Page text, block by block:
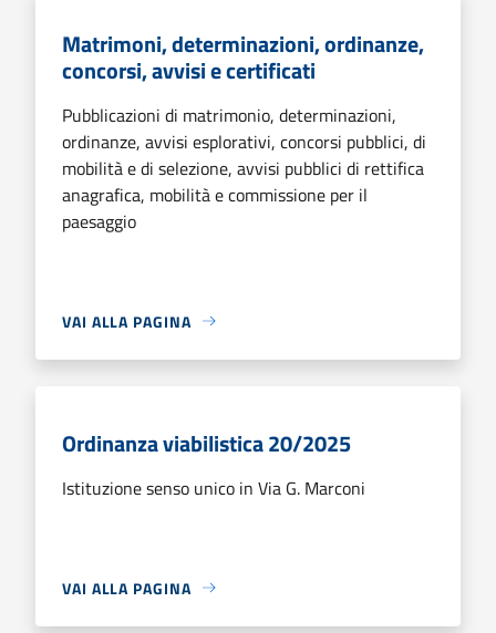
Matrimoni, determinazioni, ordinanze,
concorsi, avvisi e certificati
Pubblicazioni di matrimonio, determinazioni,
ordinanze, avvisi esplorativi, concorsi pubblici, di
mobilità e di selezione, avvisi pubblici di rettifica
anagrafica, mobilità e commissione per il
paesaggio
VAI ALLA PAGINA
Ordinanza viabilistica 20/2025
Istituzione senso unico in Via G. Marconi
VAI ALLA PAGINA